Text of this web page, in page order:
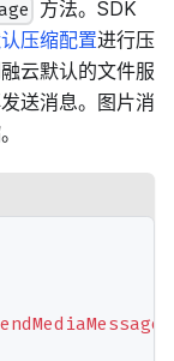
方法。SDK
压缩配置进行压
云默认的文件服
送消息。图片消